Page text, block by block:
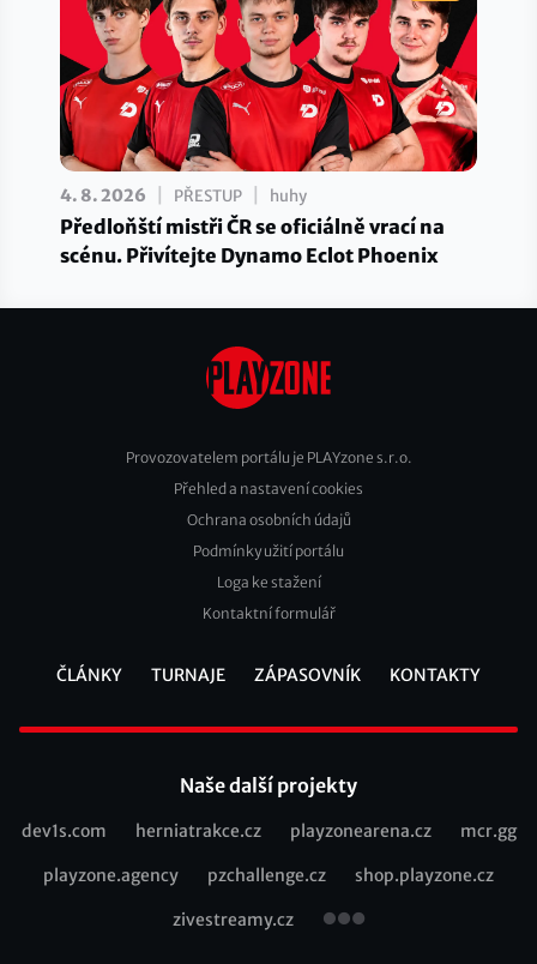
4. 8. 2026 PŘESTUP huhy
Předloňští mistři ČR se oficiálně vrací na
scénu. Přivítejte Dynamo Eclot Phoenix
Footer
Provozovatelem portálu je PLAYzone s.r.o.
Přehled a nastavení cookies
Ochrana osobních údajů
Podmínky užití portálu
Loga ke stažení
Kontaktní formulář
ČLÁNKY TURNAJE ZÁPASOVNÍK KONTAKTY
Naše další projekty
Recommended
dev1s.com herniatrakce.cz playzonearena.cz mcr.gg
playzone.agency pzchallenge.cz shop.playzone.cz
zivestreamy.cz